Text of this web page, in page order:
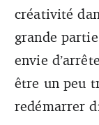
créativité
grande
envie
être un peu
redémarrer